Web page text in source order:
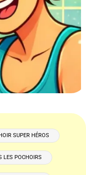
SUPER HÉROS
LES POCHOIRS